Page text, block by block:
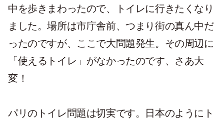
中を歩きまわったので、トイレに行きたくなり
ました。場所は市庁舎前、つまり街の真ん中だ
ったのですが、ここで大問題発生。その周辺に
「使えるトイレ」がなかったのです、さあ大
変！
パリのトイレ問題は切実です。日本のようにト